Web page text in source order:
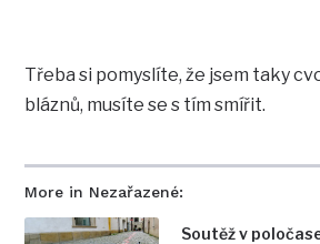
More in Nezařazené:
Soutěž v
Třeba si pomyslíte, že jsem taky
bláznů, musíte se s tím smířit.